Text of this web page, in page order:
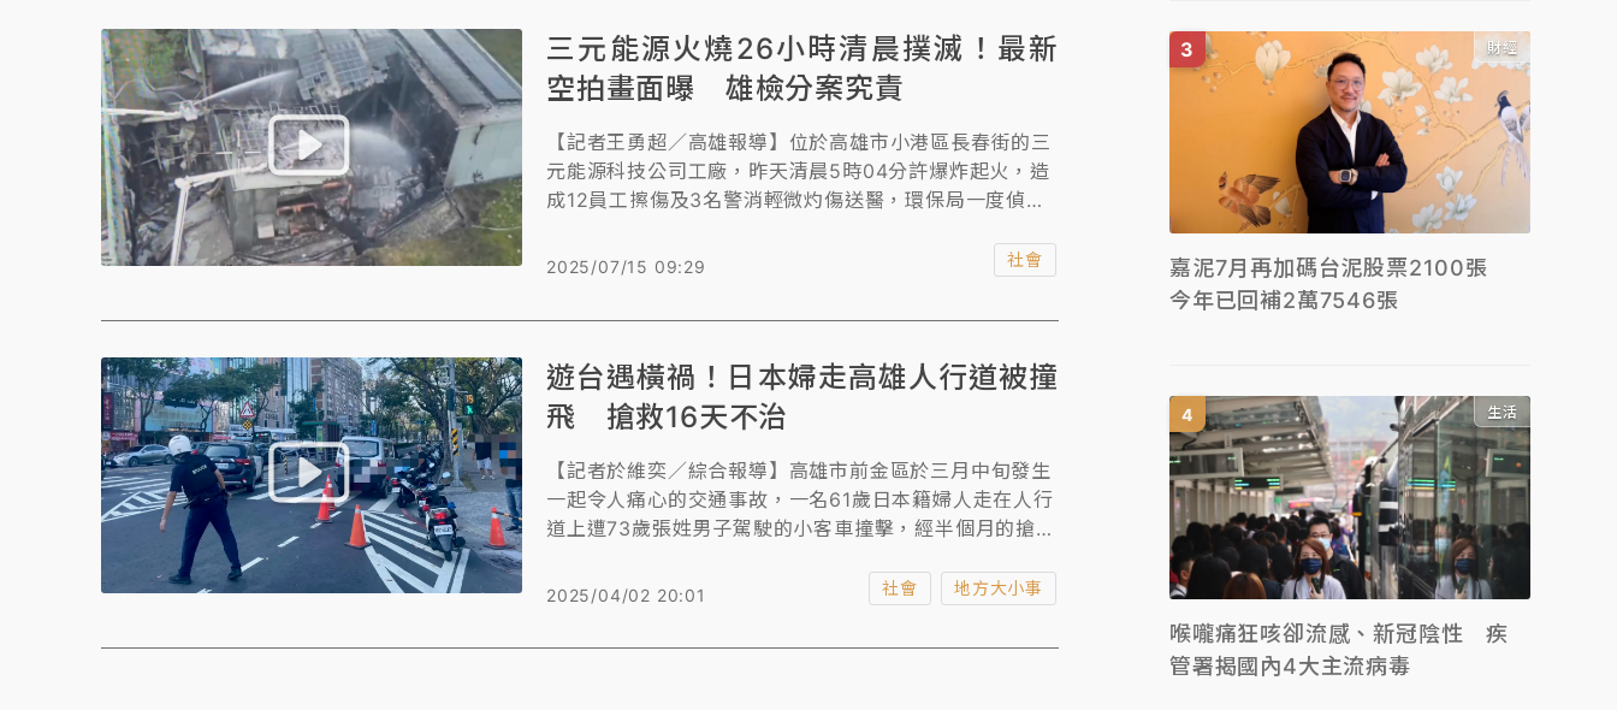
三元能源火燒26小時清晨撲滅！最新
空拍畫面曝 雄檢分案究責
【記者王勇超／高雄報導】位於高雄市小港區長春街的三
元能源科技公司工廠，昨天清晨5時04分許爆炸起火，造
成12員工擦傷及3名警消輕微灼傷送醫，環保局一度偵測
胞簡訊提醒周圍里民勿外出。消防局說，火災發生後共動
上午7時46分撲滅火勢，空拍畫面已無明火及濃煙，目前
2025/07/15 09:29 社會
遊台遇橫禍！日本婦走高雄人行道被撞
飛 搶救16天不治
【記者於維奕／綜合報導】高雄市前金區於三月中旬發生
一起令人痛心的交通事故，一名61歲日本籍婦人走在人行
道上遭73歲張姓男子駕駛的小客車撞擊，經半個月的搶救
不治。高雄地檢署昨完成相驗，後續核發相驗屍體證明
2025/04/02 20:01 社會 地方大小事
財經
嘉泥7月再加碼台泥股票2100張
今年已回補2萬7546張
生活
喉嚨痛狂咳卻流感、新冠陰性 疾
管署揭國內4大主流病毒